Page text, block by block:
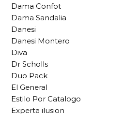
Dama Confot
Dama Sandalia
Danesi
Danesi Montero
Diva
Dr Scholls
Duo Pack
El General
Estilo Por Catalogo
Experta ilusion